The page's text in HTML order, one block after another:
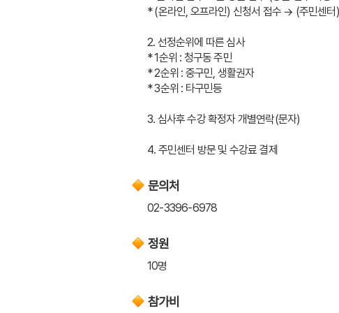
* (온라인, 오프라인) 신청서 접수 → (주민센
2. 선정순위에 따른 심사
* 1순위 : 청구동 주민
* 2순위 : 중구민, 생활권자
* 3순위 : 타구민등
3. 심사후 수강 확정자 개별연락(문자)
4. 주민센터 방문 및 수강료 결제
문의처
02-3396-6978
정원
10명
참가비